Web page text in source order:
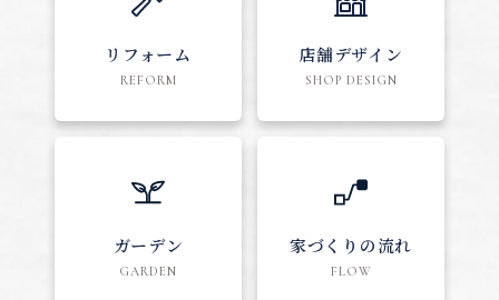
リフォーム
REFORM
店舗デザイン
SHOP DESIGN
ガーデン
GARDEN
家づくりの流れ
FLOW